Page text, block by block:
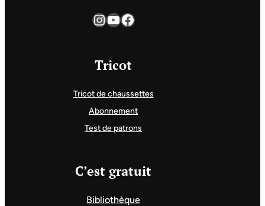
InstagramYouTube Facebook
Tricot
Tricot de chaussettes
Abonnement
Test de patrons
C’est gratuit
Bibliothèque